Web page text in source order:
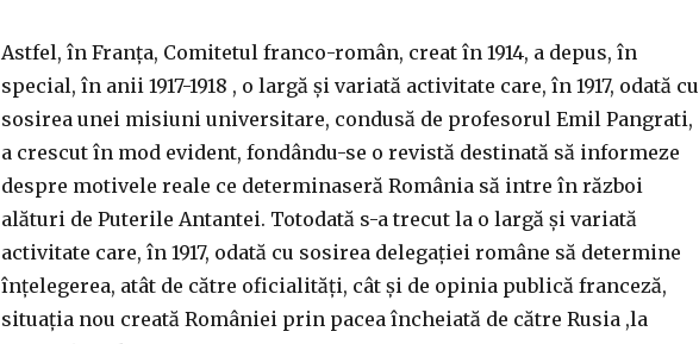
Astfel, în Franța, Comitetul franco-român, creat în 1914, a depus, în
special, în anii 1917-1918 , o largă și variată activitate care, în 1917, odată cu
sosirea unei misiuni universitare, condusă de profesorul Emil Pangrati,
a crescut în mod evident, fondându-se o revistă destinată să informeze
despre motivele reale ce determinaseră România să intre în război
alături de Puterile Antantei. Totodată s-a trecut la o largă și variată
activitate care, în 1917, odată cu sosirea delegației române să determine
înțelegerea, atât de către oficialități, cât și de opinia publică franceză,
situația nou creată României prin pacea încheiată de către Rusia ,la